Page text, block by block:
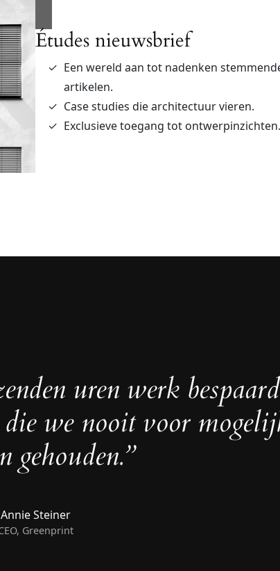
Études nieuwsbrief
Een wereld aan tot nadenken
artikelen.
Case studies die architectuur vieren.
Exclusieve toegang tot ontwerpinzichten.
uren werk
we nooit voor
gehouden.”
Annie Steiner
Greenprint